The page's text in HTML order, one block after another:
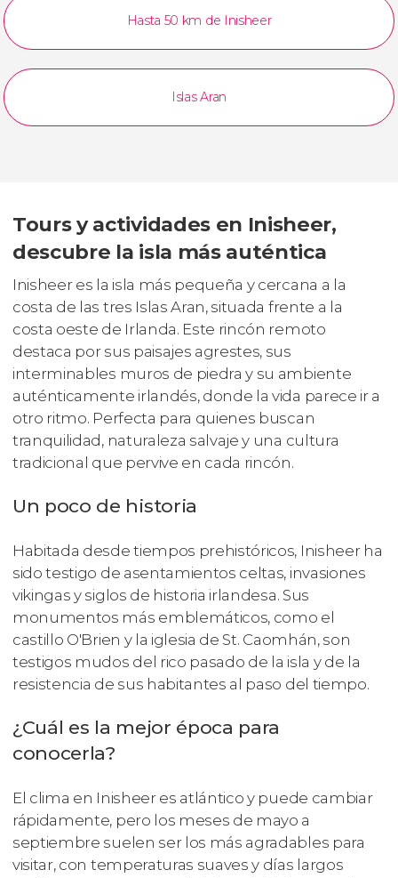
Hasta 50 km de Inisheer
Islas Aran
Tours y actividades en Inisheer,
descubre la isla más auténtica
Inisheer es la isla más pequeña y cercana a la
costa de las tres Islas Aran, situada frente a la
costa oeste de Irlanda. Este rincón remoto
destaca por sus paisajes agrestes, sus
interminables muros de piedra y su ambiente
auténticamente irlandés, donde la vida parece ir a
otro ritmo. Perfecta para quienes buscan
tranquilidad, naturaleza salvaje y una cultura
tradicional que pervive en cada rincón.
Un poco de historia
Habitada desde tiempos prehistóricos, Inisheer ha
sido testigo de asentamientos celtas, invasiones
vikingas y siglos de historia irlandesa. Sus
monumentos más emblemáticos, como el
castillo O'Brien y la iglesia de St. Caomhán, son
testigos mudos del rico pasado de la isla y de la
resistencia de sus habitantes al paso del tiempo.
¿Cuál es la mejor época para
conocerla?
El clima en Inisheer es atlántico y puede cambiar
rápidamente, pero los meses de mayo a
septiembre suelen ser los más agradables para
visitar, con temperaturas suaves y días largos